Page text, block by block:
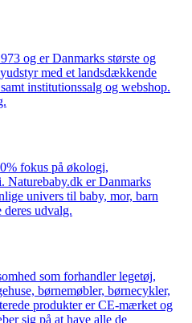
og er Danmarks største og
med et landsdækkende
institutionssalg og webshop.
fokus på økologi,
Naturebaby.dk er Danmarks
univers til baby, mor, barn
udvalg.
som forhandler legetøj,
børnemøbler, børnecykler,
produkter er CE-mærket og
sig på at have alle de